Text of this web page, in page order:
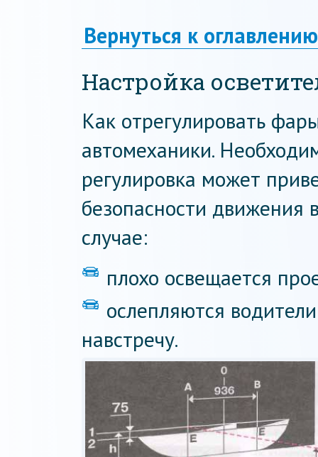
Вернуться к оглавлению
Настройка
Как отрегулировать
автомеханики.
регулировка может
безопасности движения
случае:
плохо освещается
ослепляются
навстречу.